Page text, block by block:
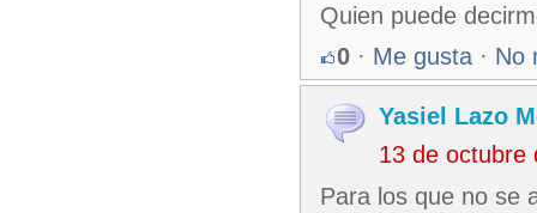
Quien puede
0 · Me gusta · No
Yasiel Lazo
13 de octubre
Para los que no se